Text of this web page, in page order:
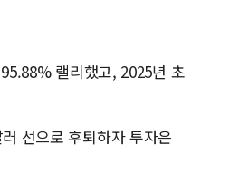
랠리했고, 2025년 초
선으로 후퇴하자 투자은